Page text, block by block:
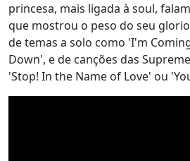
princesa, mais ligada à soul,
que mostrou o peso do seu
de temas a solo como 'I'm
Down', e de canções das
'Stop! In the Name of Love' ou